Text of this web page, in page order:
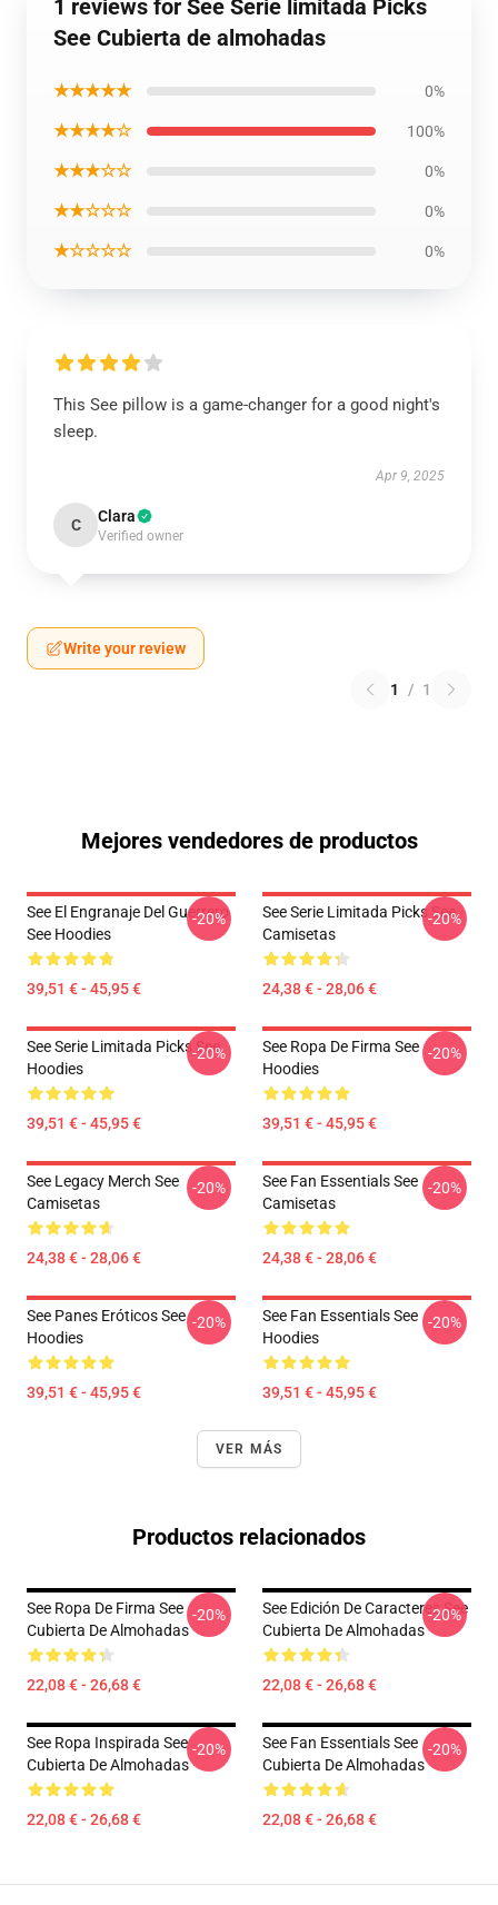
1 reviews for See Serie limitada Picks
See Cubierta de almohadas
★★★★★ 0%
★★★★☆ 100%
★★★☆☆ 0%
★★☆☆☆ 0%
★☆☆☆☆ 0%
This See pillow is a game-changer for a good night's
sleep.
Apr 9, 2025
C Clara
Verified owner
Write your review
1 / 1
Mejores vendedores de productos
See El Engranaje Del Guerrero
See Hoodies
39,51 € - 45,95 €
-20%
See Serie Limitada Picks See
Camisetas
24,38 € - 28,06 €
-20%
See Serie Limitada Picks See
Hoodies
39,51 € - 45,95 €
-20%
See Ropa De Firma See
Hoodies
39,51 € - 45,95 €
-20%
See Legacy Merch See
Camisetas
24,38 € - 28,06 €
-20%
See Fan Essentials See
Camisetas
24,38 € - 28,06 €
-20%
See Panes Eróticos See
Hoodies
39,51 € - 45,95 €
-20%
See Fan Essentials See
Hoodies
39,51 € - 45,95 €
-20%
VER MÁS
Productos relacionados
See Ropa De Firma See
Cubierta De Almohadas
22,08 € - 26,68 €
-20%
See Edición De Caracteres See
Cubierta De Almohadas
22,08 € - 26,68 €
-20%
See Ropa Inspirada See
Cubierta De Almohadas
22,08 € - 26,68 €
-20%
See Fan Essentials See
Cubierta De Almohadas
22,08 € - 26,68 €
-20%